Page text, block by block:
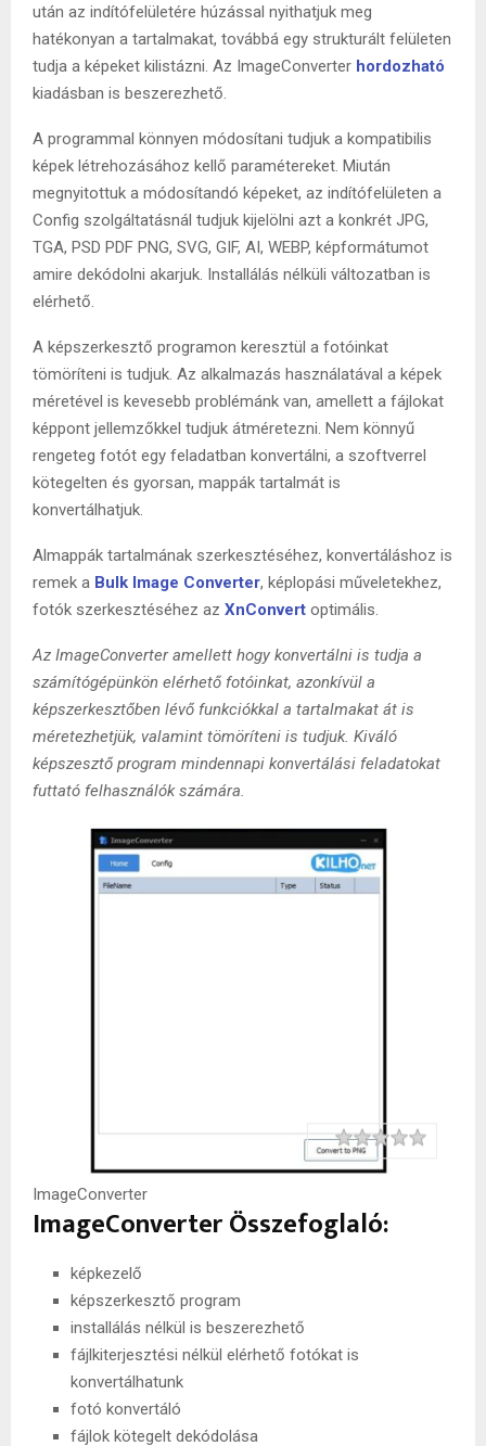
után az indítófelületére húzással nyithatjuk meg
hatékonyan a tartalmakat, továbbá egy strukturált felületen
tudja a képeket kilistázni. Az ImageConverter hordozható
kiadásban is beszerezhető.
A programmal könnyen módosítani tudjuk a kompatibilis
képek létrehozásához kellő paramétereket. Miután
megnyitottuk a módosítandó képeket, az indítófelületen a
Config szolgáltatásnál tudjuk kijelölni azt a konkrét JPG,
TGA, PSD PDF PNG, SVG, GIF, AI, WEBP, képformátumot
amire dekódolni akarjuk. Installálás nélküli változatban is
elérhető.
A képszerkesztő programon keresztül a fotóinkat
tömöríteni is tudjuk. Az alkalmazás használatával a képek
méretével is kevesebb problémánk van, amellett a fájlokat
képpont jellemzőkkel tudjuk átméretezni. Nem könnyű
rengeteg fotót egy feladatban konvertálni, a szoftverrel
kötegelten és gyorsan, mappák tartalmát is
konvertálhatjuk.
Almappák tartalmának szerkesztéséhez, konvertáláshoz is
remek a Bulk Image Converter, képlopási műveletekhez,
fotók szerkesztéséhez az XnConvert optimális.
Az ImageConverter amellett hogy konvertálni is tudja a
számítógépünkön elérhető fotóinkat, azonkívül a
képszerkesztőben lévő funkciókkal a tartalmakat át is
méretezhetjük, valamint tömöríteni is tudjuk. Kiváló
képszesztő program mindennapi konvertálási feladatokat
futtató felhasználók számára.
ImageConverter
ImageConverter Összefoglaló:
képkezelő
képszerkesztő program
installálás nélkül is beszerezhető
fájlkiterjesztési nélkül elérhető fotókat is
konvertálhatunk
fotó konvertáló
fájlok kötegelt dekódolása
Rating 1 star
2 stars
3 stars
4 stars
5 stars